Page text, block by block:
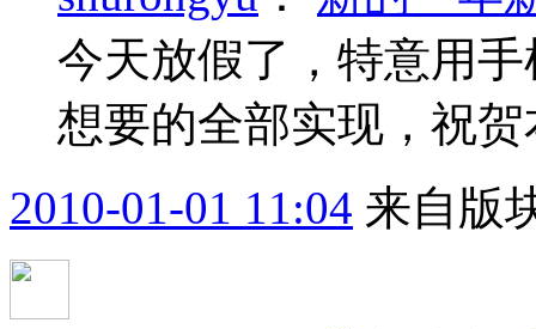
今天放假了，特意用
想要的全部实现，祝
2010-01-01 11:04 来自版